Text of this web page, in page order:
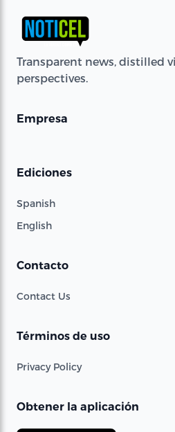
Transparent news, distilled
perspectives.
Empresa
Ediciones
Spanish
English
Contacto
Contact Us
Términos de uso
Privacy Policy
Obtener la aplicación